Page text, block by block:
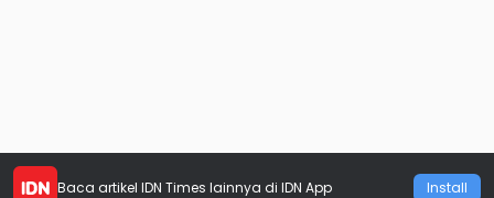
Baca artikel IDN Times lainnya di IDN App Install